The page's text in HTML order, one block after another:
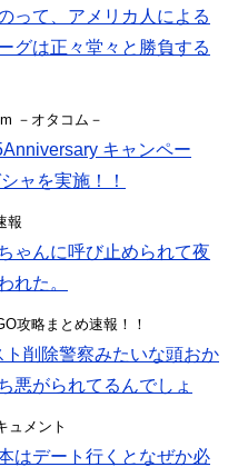
って、アメリカ人による
は正々堂々と勝負する
－オタコム－
キャンペー
ャを実施！！
報
ゃんに呼び止められて夜
れた。
攻略まとめ速報！！
ト削除警察みたいな頭おか
悪がられてるんでしょ
ュメント
はデート行くとなぜか必